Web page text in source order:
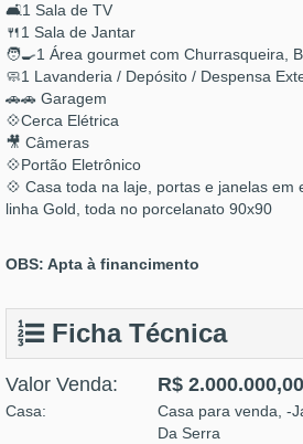
🛋️1 Sala de TV
🍴1 Sala de Jantar
🧑‍🍳1 Área gourmet com Churrasqueira,
🧼1 Lavanderia / Depósito / Despensa
🚗🚗 Garagem
💠Cerca Elétrica
🎥 Câmeras
💠Portão Eletrônico
💠 Casa toda na laje, portas e janelas em
linha Gold, toda no porcelanato 90x90
OBS: Apta à financimento
Ficha Técnica
Valor Venda: R$ 2.000.000,00
Casa:
Casa para venda, -
Da Serra